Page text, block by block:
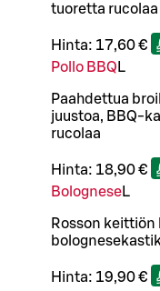
tuoretta rucolaa
Hinta: 17,60 €
Pollo BBQ L
Paahdettua
juustoa, BBQ-
rucolaa
Hinta: 18,90 €
BologneseL
Rosson keittiön
Hinta: 19,90 €